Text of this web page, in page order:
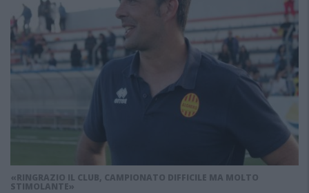
«RINGRAZIO IL CLUB, CAMPIONATO DIFFICILE MA MOLTO
STIMOLANTE»